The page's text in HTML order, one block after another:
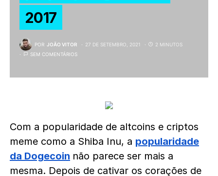
2017
POR JOÃO VITOR 27 DE SETEMBRO, 2021
2 MINUTOS
SEM COMENTÁRIOS
Com a popularidade de altcoins e criptos
meme como a Shiba Inu, a popularidade
da Dogecoin não parece ser mais a
mesma. Depois de cativar os corações de